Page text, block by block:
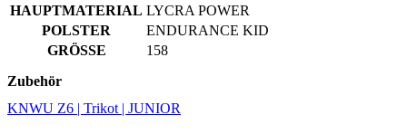
HAUPTMATERIAL LYCRA POWER
POLSTER
ENDURANCE KID
GRÖSSE
158
Zubehör
KNWU Z6 | Trikot | JUNIOR